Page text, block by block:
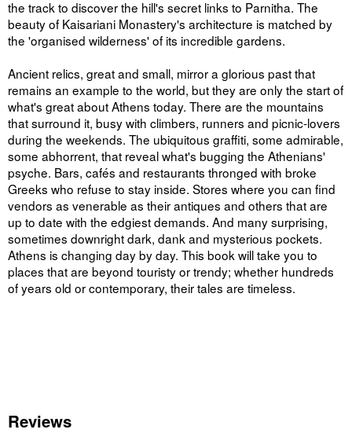
the track to discover the hill's secret links to Parnitha. The
beauty of Kaisariani Monastery's architecture is matched by
the 'organised wilderness' of its incredible gardens.
Ancient relics, great and small, mirror a glorious past that
remains an example to the world, but they are only the start of
what's great about Athens today. There are the mountains
that surround it, busy with climbers, runners and picnic-lovers
during the weekends. The ubiquitous graffiti, some admirable,
some abhorrent, that reveal what's bugging the Athenians'
psyche. Bars, cafés and restaurants thronged with broke
Greeks who refuse to stay inside. Stores where you can find
vendors as venerable as their antiques and others that are
up to date with the edgiest demands. And many surprising,
sometimes downright dark, dank and mysterious pockets.
Athens is changing day by day. This book will take you to
places that are beyond touristy or trendy; whether hundreds
of years old or contemporary, their tales are timeless.
Reviews